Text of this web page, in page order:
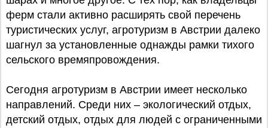
ферм стали активно расширять свой перечень
туристических услуг, агротуризм в Австрии далеко
шагнул за установленные однажды рамки тихого
сельского времяпровождения.
Сегодня агротуризм в Австрии имеет несколько
направлений. Среди них – экологический отдых,
детский отдых, отдых для людей с ограниченными